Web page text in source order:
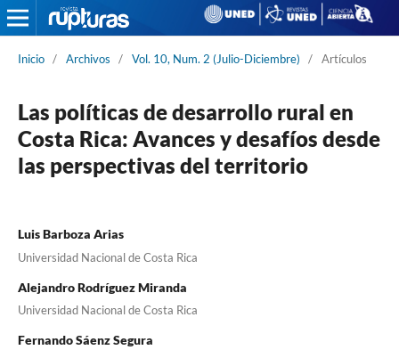
Inicio / Archivos / Vol. 10, Num. 2 (Julio-Diciembre) / Artículos
Las políticas de desarrollo rural en
Costa Rica: Avances y desafíos desde
las perspectivas del territorio
Luis Barboza Arias
Universidad Nacional de Costa Rica
Alejandro Rodríguez Miranda
Universidad Nacional de Costa Rica
Fernando Sáenz Segura